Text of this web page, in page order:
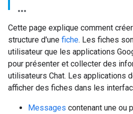
Cette page explique comment
structure d'une fiche. Les fiches
utilisateur que les applications
pour présenter et collecter des
utilisateurs Chat. Les applications
afficher des fiches dans les
Messages contenant une ou